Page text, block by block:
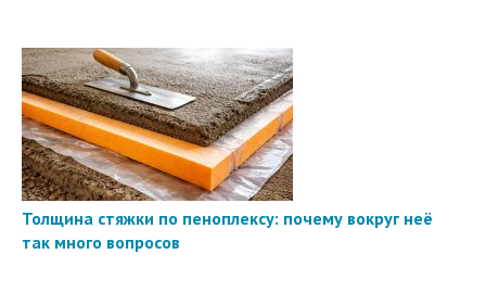
Толщина стяжки по пеноплексу: почему вокруг неё
так много вопросов